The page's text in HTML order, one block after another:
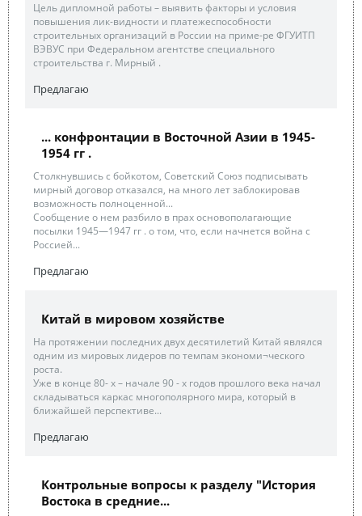
Цель дипломной работы – выявить факторы и условия
повышения лик-видности и платежеспособности
строительных организаций в России на приме-ре ФГУИТП
ВЭВУС при Федеральном агентстве специального
строительства г. Мирный .
Предлагаю
... конфронтации в Восточной Азии в 1945-
1954 гг .
Столкнувшись с бойкотом, Советский Союз подписывать
мирный договор отказался, на много лет заблокировав
возможность полноценной...
Сообщение о нем разбило в прах основополагающие
посылки 1945—1947 гг . о том, что, если начнется война с
Россией...
Предлагаю
Китай в мировом хозяйстве
На протяжении последних двух десятилетий Китай являлся
одним из мировых лидеров по темпам экономи¬ческого
роста.
Уже в конце 80- х – начале 90 - х годов прошлого века начал
складываться каркас многополярного мира, который в
ближайшей перспективе...
Предлагаю
Контрольные вопросы к разделу "История
Востока в средние...